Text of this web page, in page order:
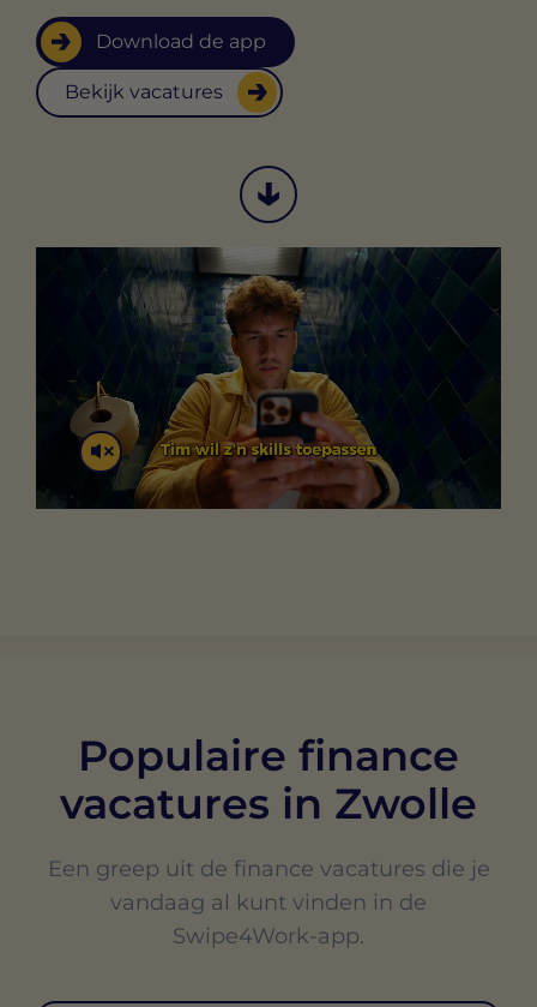
Download de app
Bekijk vacatures
Populaire finance
vacatures in Zwolle
Een greep uit de finance vacatures die je
vandaag al kunt vinden in de
Swipe4Work-app.